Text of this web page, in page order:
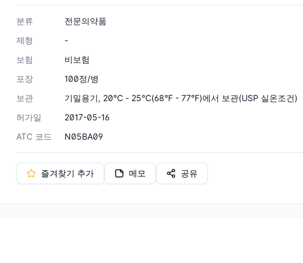
분류
전문의약품
제형
-
보험
비보험
포장
100정/병
보관
기밀용기, 20℃ - 25℃(68°F - 77°F)에서 보관(USP 실온조건)
허가일
2017-05-16
ATC 코드
N05BA09
즐겨찾기 추가 메모 공유